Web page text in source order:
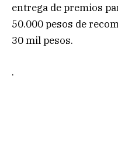
entrega de premios
50.000 pesos de
30 mil pesos.
.